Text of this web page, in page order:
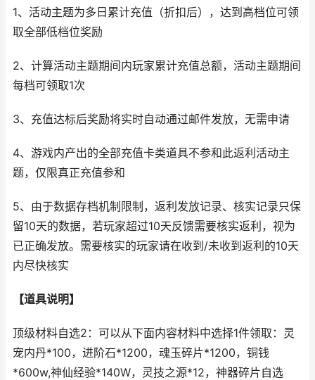
1、活动主题为多日累计充值（折扣后），达到高档位可领
取全部低档位奖励
2、计算活动主题期间内玩家累计充值总额，活动主题期间
每档可领取1次
3、充值达标后奖励将实时自动通过邮件发放，无需申请
4、游戏内产出的全部充值卡类道具不参和此返利活动主
题，仅限真正充值参和
5、由于数据存档机制限制，返利发放记录、核实记录只保
留10天的数据，若玩家超过10天反馈需要核实返利，视为
已正确发放。需要核实的玩家请在收到/未收到返利的10天
内尽快核实
【道具说明】
顶级材料自选2：可以从下面内容材料中选择1件领取：灵
宠内丹*100，进阶石*1200，魂玉碎片*1200，铜钱
*600w,神仙经验*140W，灵技之源*12，神器碎片自选